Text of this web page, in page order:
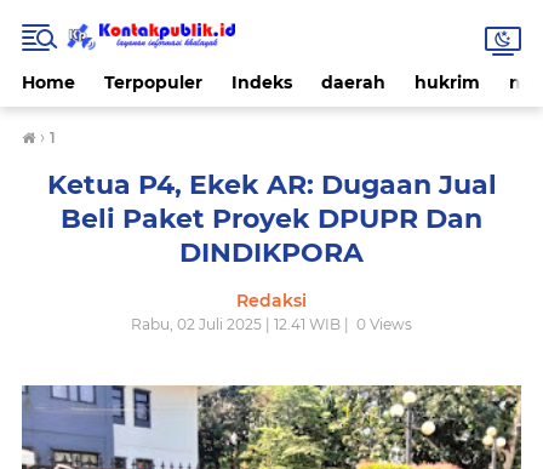
Home Terpopuler Indeks daerah hukrim
› 1
Ketua P4, Ekek AR: Dugaan Jual
Beli Paket Proyek DPUPR Dan
DINDIKPORA
Redaksi
Rabu, 02 Juli 2025 | 12.41 WIB | 0 Views